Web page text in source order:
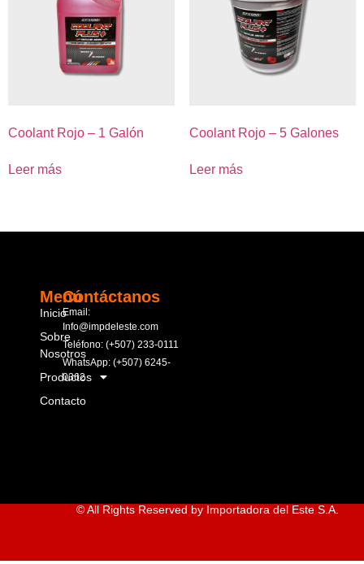
Coolant Rojo – 1 Galón
Leer más
Coolant Rojo – 5 Galones
Leer más
Menú
Inicio
Sobre
Nosotros
Productos
Contacto
Contáctanos
Email:
Info@impdeleste.com
Teléfono: (+507) 233-0111
WhatsApp: (+507) 6245-
0362
© All Rights Reserved by Importadora del Este S.A.